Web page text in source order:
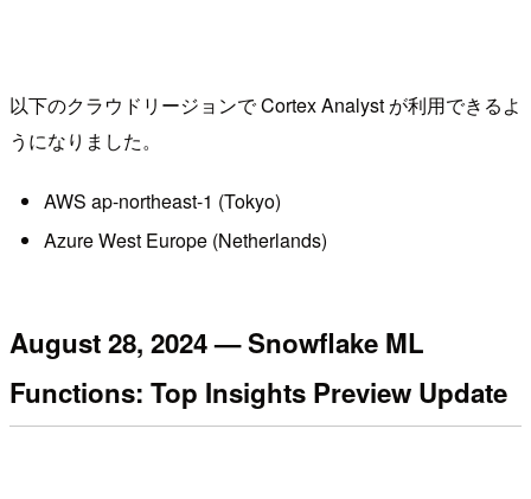
以下のクラウドリージョンで Cortex Analyst が利用できるよ
うになりました。
AWS ap-northeast-1 (Tokyo)
Azure West Europe (Netherlands)
August 28, 2024 — Snowflake ML
Functions: Top Insights Preview Update